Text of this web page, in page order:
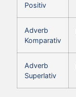
Positiv
Adverb
Komparativ
Adverb
Superlativ